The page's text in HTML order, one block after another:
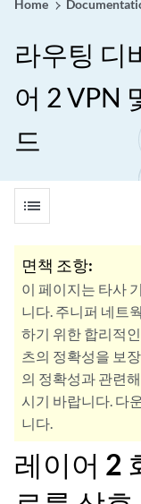
Home
라우팅 디
어 2 VPN
드
list
면책 조항:
이 페이지는 타사
니다. 주니퍼 네트
하기 위한 합리적
츠의 정확성을 보
의 정확성과 관련
시기 바랍니다. 다
니다.
레이어 2